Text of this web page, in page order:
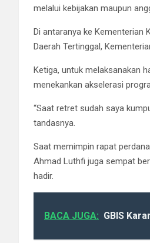
melalui kebijakan maupun
Di antaranya ke Kementerian
Daerah Tertinggal,
Ketiga, untuk melaksanakan
menekankan akselerasi
“Saat retret sudah saya
tandasnya.
Saat memimpin rapat
Ahmad Luthfi juga sempat
hadir.
BACA JUGA: GBIS